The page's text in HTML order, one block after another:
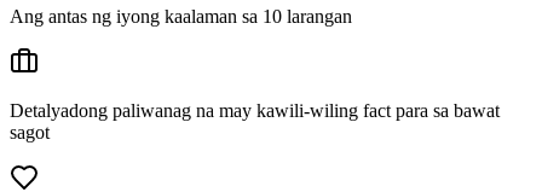
Ang antas ng iyong kaalaman sa 10 larangan
Detalyadong paliwanag na may kawili-wiling fact para sa bawat
sagot